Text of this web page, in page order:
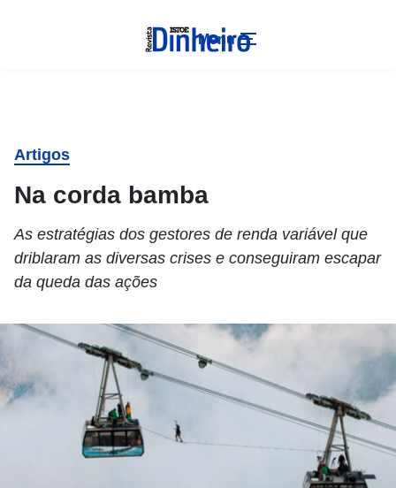
Menu
Artigos
Na corda bamba
As estratégias dos gestores de renda variável que
driblaram as diversas crises e conseguiram escapar
da queda das ações